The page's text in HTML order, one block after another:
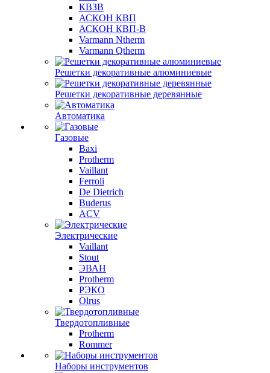
КВЗВ
АСКОН КВП
АСКОН КВП-В
Varmann Ntherm
Varmann Qtherm
Решетки декоративные алюминиевые
Решетки декоративные деревянные
Автоматика
Газовые
Baxi
Protherm
Vaillant
Ferroli
De Dietrich
Buderus
ACV
Электрические
Vaillant
Stout
ЭВАН
Protherm
РЭКО
Olrus
Твердотопливные
Protherm
Rommer
Наборы инструментов